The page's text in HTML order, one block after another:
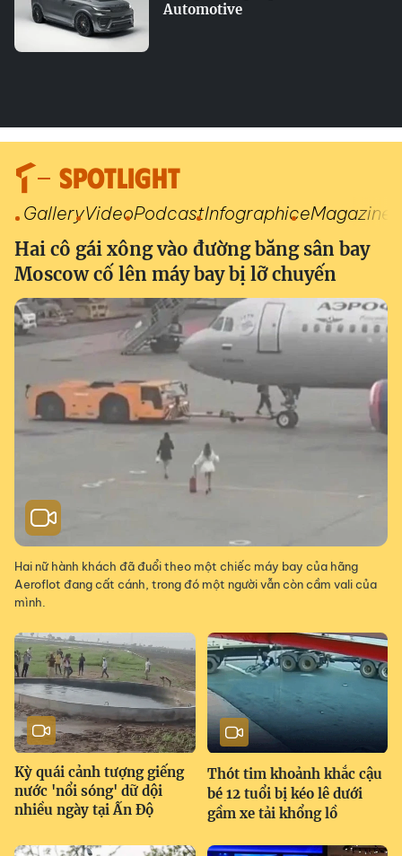
Automotive
SPOTLIGHT
GalleryVideoPodcastInfographiceMagazine
Hai cô gái xông vào đường băng sân bay
Moscow cố lên máy bay bị lỡ chuyến
Hai nữ hành khách đã đuổi theo một chiếc máy bay của hãng
Aeroflot đang cất cánh, trong đó một người vẫn còn cầm vali của
mình.
Kỳ quái cảnh tượng giếng
nước 'nổi sóng' dữ dội
nhiều ngày tại Ấn Độ
Thót tim khoảnh khắc cậu
bé 12 tuổi bị kéo lê dưới
gầm xe tải khổng lồ